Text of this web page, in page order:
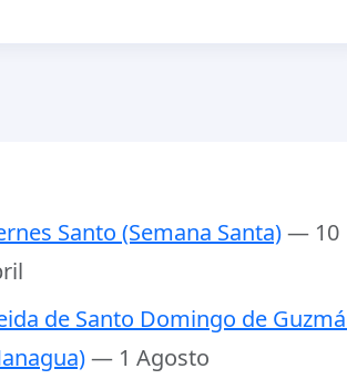
Santo (Semana Santa)— 10
de Santo Domingo de
— 1 Agosto